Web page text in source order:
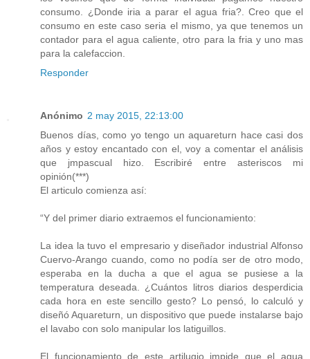
consumo. ¿Donde iria a parar el agua fria?. Creo que el
consumo en este caso seria el mismo, ya que tenemos un
contador para el agua caliente, otro para la fria y uno mas
para la calefaccion.
Responder
Anónimo 2 may 2015, 22:13:00
Buenos días, como yo tengo un aquareturn hace casi dos
años y estoy encantado con el, voy a comentar el análisis
que jmpascual hizo. Escribiré entre asteriscos mi
opinión(***)
El articulo comienza así:
“Y del primer diario extraemos el funcionamiento:
La idea la tuvo el empresario y diseñador industrial Alfonso
Cuervo-Arango cuando, como no podía ser de otro modo,
esperaba en la ducha a que el agua se pusiese a la
temperatura deseada. ¿Cuántos litros diarios desperdicia
cada hora en este sencillo gesto? Lo pensó, lo calculó y
diseñó Aquareturn, un dispositivo que puede instalarse bajo
el lavabo con solo manipular los latiguillos.
El funcionamiento de este artilugio impide que el agua